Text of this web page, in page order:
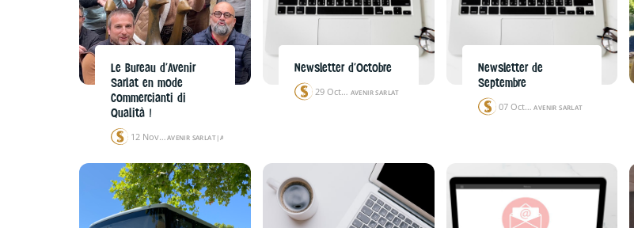
Le Bureau d’Avenir
Sarlat en mode
Commercianti di
Qualità !
12 Nov 24 AVENIR SARLAT|ACTUALITÉS
Newsletter d’Octobre
29 Oct 24 AVENIR SARLAT
Newsletter de
Septembre
07 Oct 24 AVENIR SARLAT